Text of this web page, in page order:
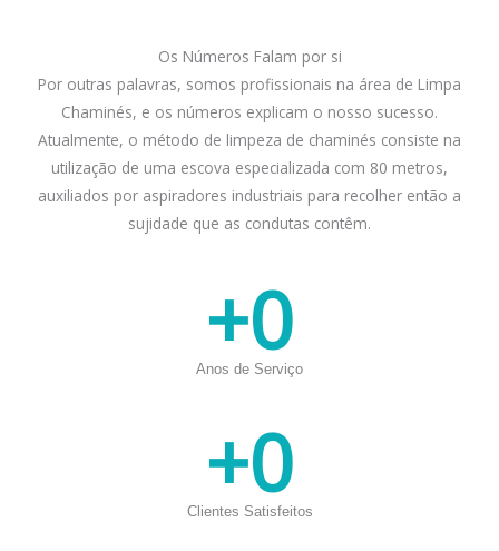
Os Números Falam por si
Por outras palavras, somos profissionais na área de Limpa
Chaminés, e os números explicam o nosso sucesso.
Atualmente, o método de limpeza de chaminés consiste na
utilização de uma escova especializada com 80 metros,
auxiliados por aspiradores industriais para recolher então a
sujidade que as condutas contêm.
Anos de Serviço
+0
Clientes Satisfeitos
+0